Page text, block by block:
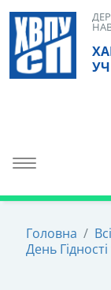
Skip
content
Toggle navigation
Головна /
День